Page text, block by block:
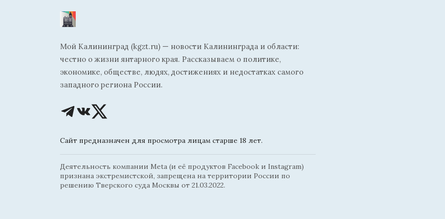
Мой Калининград (kgzt.ru) — новости Калининграда и области:
честно о жизни янтарного края. Рассказываем о политике,
экономике, обществе, людях, достижениях и недостатках самого
западного региона России.
Сайт предназначен для просмотра лицам старше 18 лет.
Деятельность компании Meta (и её продуктов Facebook и Instagram)
признана экстремистской, запрещена на территории России по
решению Тверского суда Москвы от 21.03.2022.